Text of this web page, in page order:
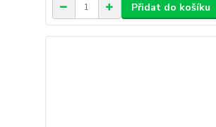
Přidat do košíku